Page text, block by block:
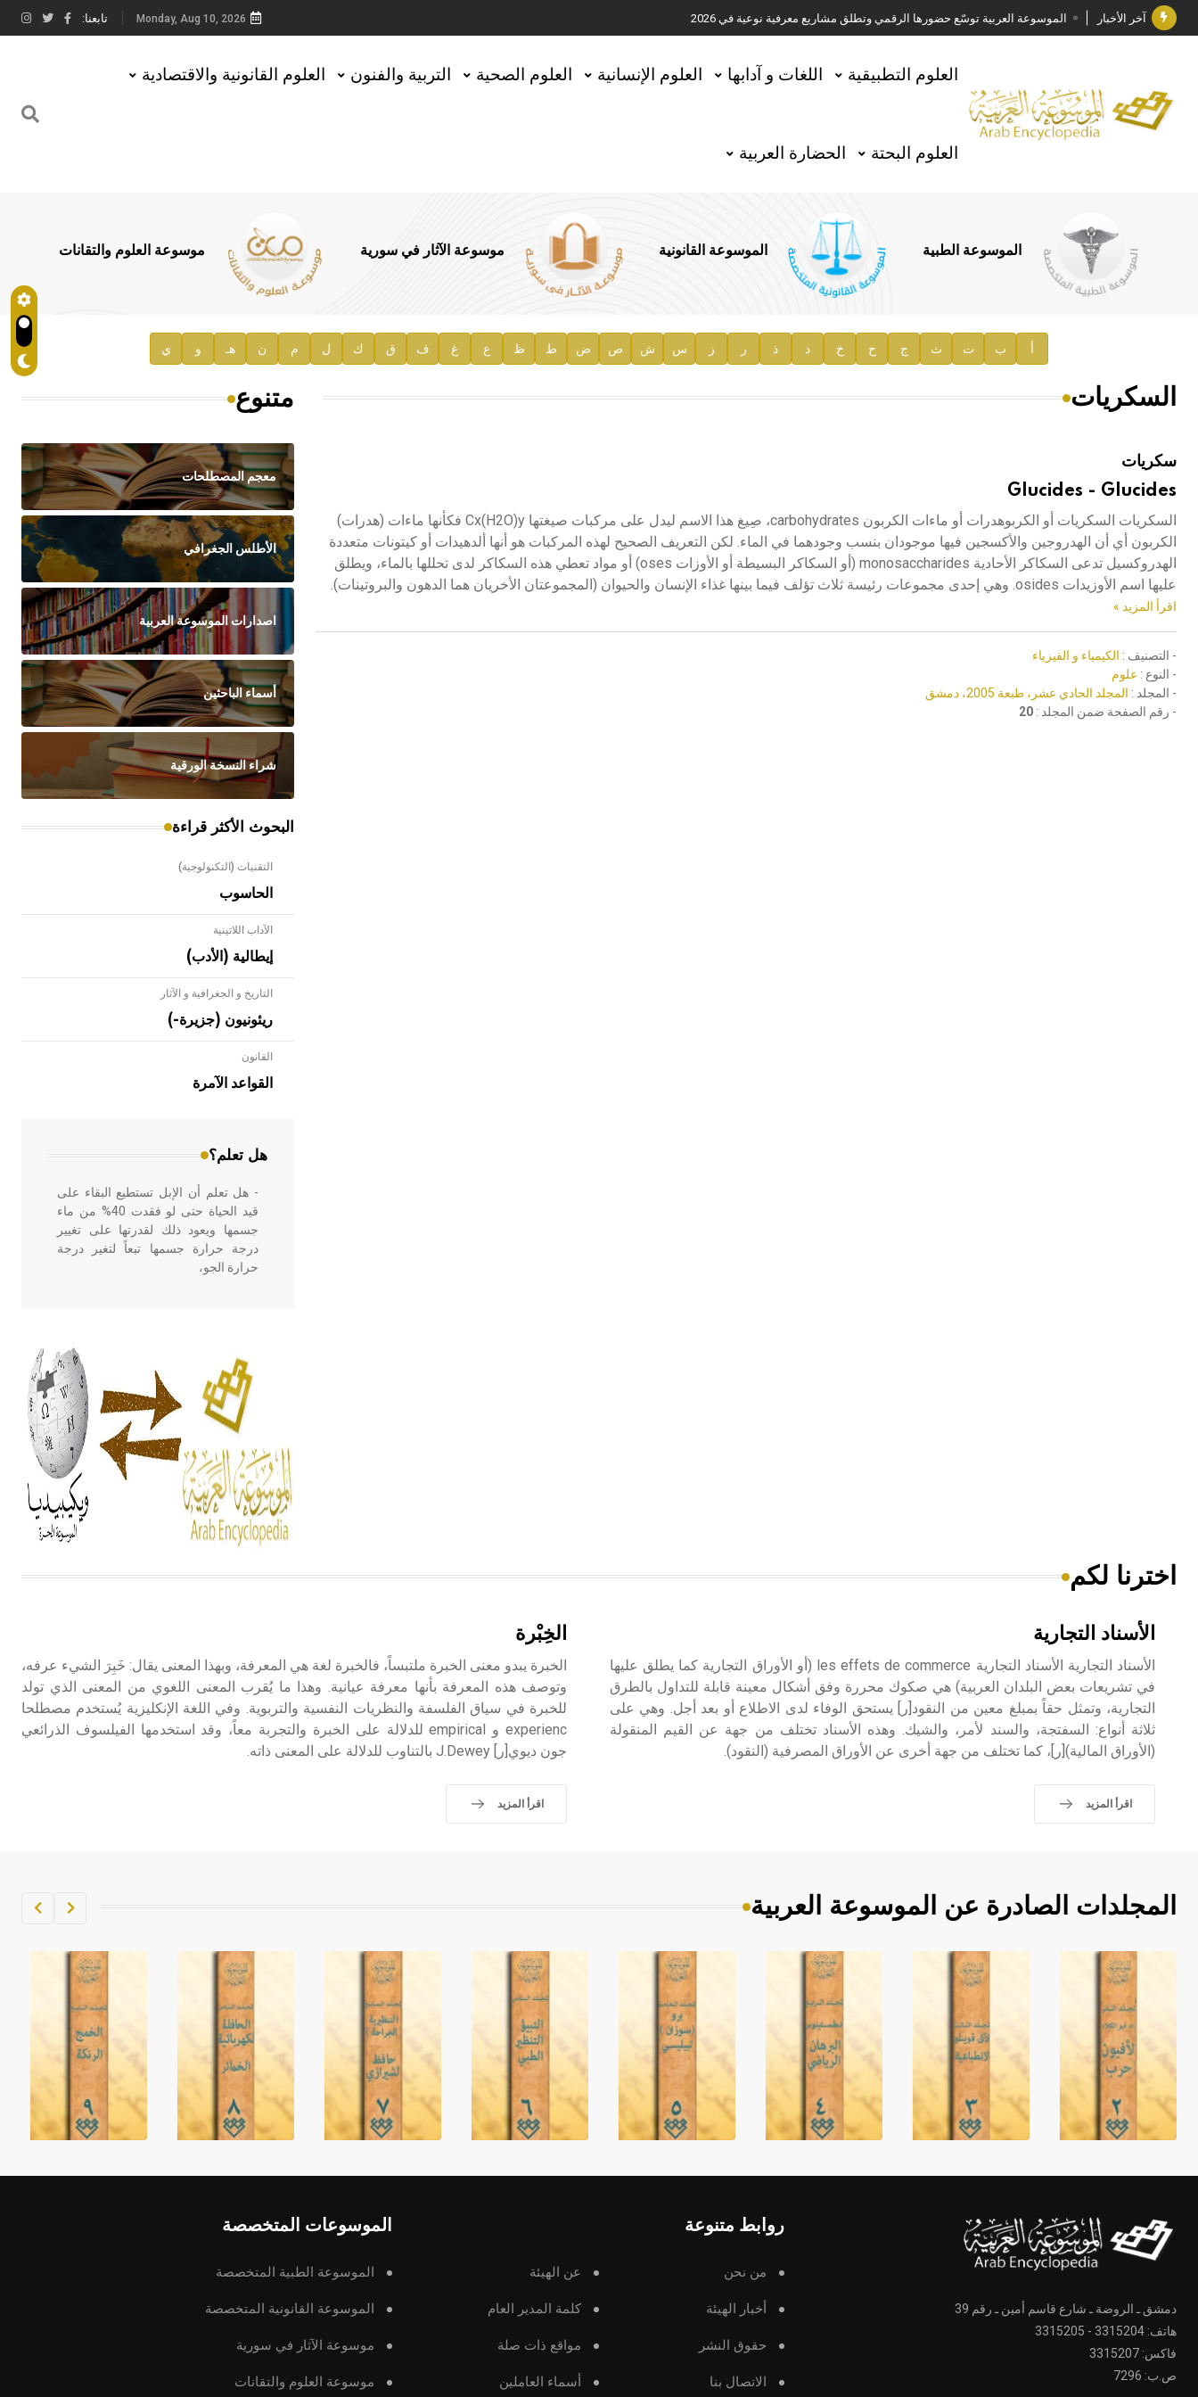
آخر الأخبار الموسوعة العربية توسّع حضورها الرقمي وتطلق مشاريع معرفية نوعية في 2026
جائزة مجمع الملك سلمان العالمي للغة العربية 2025
الأستاذ إياد خالد الطباع مدير عام لهيئة الموسوعة العربية
السيد محمد ياسين صالح وزيرا للثقافة
توصيات مجلس الإدارة
صدور المجلد السابع من موسوعة الآثار في سورية
إعلان..
Monday, Aug 10, 2026 تابعنا:
العلوم التطبيقية اللغات و آدابها العلوم الإنسانية العلوم الصحية التربية والفنون العلوم القانونية والاقتصادية
العلوم البحتة الحضارة العربية
الموسوعة الطبية الموسوعة القانونية موسوعة الآثار في سورية موسوعة العلوم والتقانات
أ ب ت ث ج ح خ د ذ ر ز س ش ص ض ط ظ ع غ ف ق ك ل م ن هـ و ي
السكريات
سكريات
Glucides - Glucides
السكريات السكريات أو الكربوهدرات أو ماءات الكربون carbohydrates، صِيغ هذا الاسم ليدل على مركبات صيغتها Cx(H2O)y فكأنها ماءات (هدرات)
الكربون أي أن الهدروجين والأكسجين فيها موجودان بنسب وجودهما في الماء. لكن التعريف الصحيح لهذه المركبات هو أنها ألدهيدات أو كيتونات متعددة
الهدروكسيل تدعى السكاكر الأحادية monosaccharides (أو السكاكر البسيطة أو الأوزات oses) أو مواد تعطي هذه السكاكر لدى تحللها بالماء، ويطلق
عليها اسم الأوزيدات osides. وهي إحدى مجموعات رئيسة ثلاث تؤلف فيما بينها غذاء الإنسان والحيوان (المجموعتان الأخريان هما الدهون والبروتينات).
اقرأ المزيد »
- التصنيف : الكيمياء و الفيزياء
- النوع : علوم
- المجلد : المجلد الحادي عشر، طبعة 2005، دمشق
- رقم الصفحة ضمن المجلد : 20
متنوع
معجم المصطلحات
الأطلس الجغرافي
اصدارات الموسوعة العربية
أسماء الباحثين
شراء النسخة الورقية
البحوث الأكثر قراءة
التقنيات (التكنولوجية)
الحاسوب
الآداب اللاتينية
إيطالية (الأدب)
التاريخ و الجغرافية و الآثار
ريئونيون (جزيرة-)
القانون
القواعد الآمرة
هل تعلم؟
- هل تعلم أن الأبلق نوع من الفنون
الهندسية التي ارتبطت بالعمارة الإسلامية
في بلاد الشام ومصر خاصة، حيث يحرص
- هل تعلم أن الإبل تستطيع البقاء على
قيد الحياة حتى لو فقدت 40% من ماء
جسمها ويعود ذلك لقدرتها على تغيير
درجة حرارة جسمها تبعاً لتغير درجة
حرارة الجو،
أربعة مؤلفات هي: الحكم، الأدلة، تنظيم
التغذية، ورسالته في جروح الرأس.
ويعود له الفضل بأنه حرر الطب من
الدين والفلسفة.
- هل تعلم أن المرجان إفراز حيواني
يتكون في البحر ويتركب من مادة
كربونات الكلسيوم، وهو أحمر أو شديد
الحمرة وهو أجود أنواعه، ويمتاز بكبر
الحجم ويسمى الش
الإنكليزية أب
- هل تعلم أن أبجر Abgar اسم معروف
جيداً يعود إلى عدد من الملوك الذين
حيث تقتصر القيمة الصوتية للعلامة الك
اخترنا لكم
الأسناد التجارية
الأسناد التجارية الأسناد التجارية les effets de commerce (أو الأوراق التجارية كما يطلق عليها
في تشريعات بعض البلدان العربية) هي صكوك محررة وفق أشكال معينة قابلة للتداول بالطرق
التجارية، وتمثل حقاً بمبلغ معين من النقود[ر] يستحق الوفاء لدى الاطلاع أو بعد أجل. وهي على
ثلاثة أنواع: السفتجة، والسند لأمر، والشيك. وهذه الأسناد تختلف من جهة عن القيم المنقولة
(الأوراق المالية)[ر]، كما تختلف من جهة أخرى عن الأوراق المصرفية (النقود).
اقرأ المزيد
الخِبْرة
الخبرة يبدو معنى الخبرة ملتبساً، فالخبرة لغة هي المعرفة، وبهذا المعنى يقال: خَبِرَ الشيء عرفه،
وتوصف هذه المعرفة بأنها معرفة عيانية. وهذا ما يُقرب المعنى اللغوي من المعنى الذي تولد
للخبرة في سياق الفلسفة والنظريات النفسية والتربوية. وفي اللغة الإنكليزية يُستخدم مصطلحا
experienc و empirical للدلالة على الخبرة والتجربة معاً، وقد استخدمها الفيلسوف الذرائعي
جون ديوي[ر] J.Dewey بالتناوب للدلالة على المعنى ذاته.
اقرأ المزيد
المجلدات الصادرة عن الموسوعة العربية
دمشق ـ الروضة ـ شارع قاسم أمين ـ رقم 39
هاتف: 3315204 - 3315205
فاكس: 3315207
ص.ب: 7296
روابط متنوعة
من نحن عن الهيئة
أخبار الهيئة كلمة المدير العام
حقوق النشر مواقع ذات صلة
الاتصال بنا أسماء العاملين
الموسوعات المتخصصة
الموسوعة الطبية المتخصصة
الموسوعة القانونية المتخصصة
موسوعة الآثار في سورية
موسوعة العلوم والتقانات